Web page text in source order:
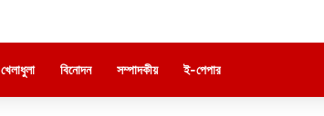
খেলাধুলা বিনোদন সম্পাদকীয় ই-পেপার